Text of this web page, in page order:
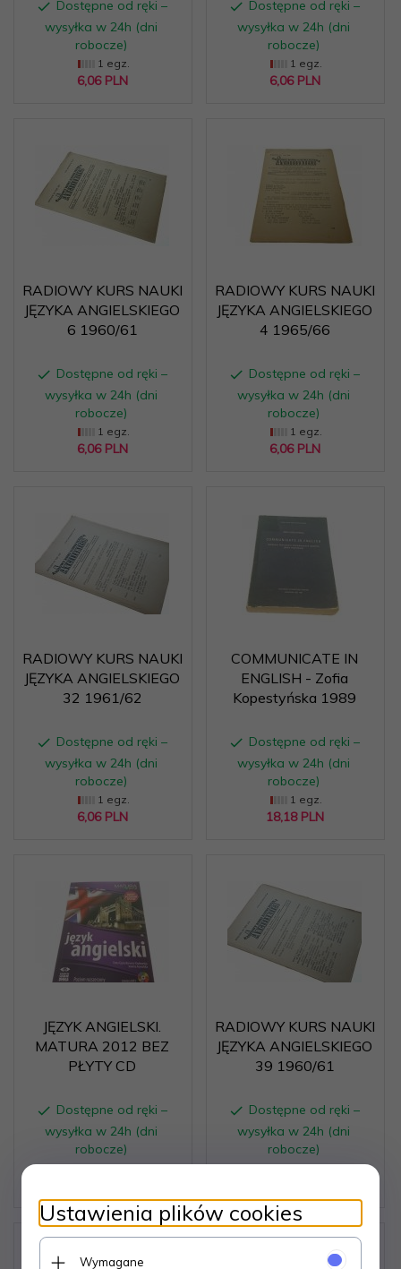
Dostępne od ręki –
wysyłka w 24h (dni
robocze)
1 egz.
6,06 PLN
Dostępne od ręki –
wysyłka w 24h (dni
robocze)
1 egz.
6,06 PLN
RADIOWY KURS NAUKI
JĘZYKA ANGIELSKIEGO
6 1960/61
Dostępne od ręki –
wysyłka w 24h (dni
robocze)
1 egz.
6,06 PLN
RADIOWY KURS NAUKI
JĘZYKA ANGIELSKIEGO
4 1965/66
Dostępne od ręki –
wysyłka w 24h (dni
robocze)
1 egz.
6,06 PLN
RADIOWY KURS NAUKI
JĘZYKA ANGIELSKIEGO
32 1961/62
Dostępne od ręki –
wysyłka w 24h (dni
robocze)
1 egz.
6,06 PLN
COMMUNICATE IN
ENGLISH - Zofia
Kopestyńska 1989
Dostępne od ręki –
wysyłka w 24h (dni
robocze)
1 egz.
18,18 PLN
JĘZYK ANGIELSKI.
MATURA 2012 BEZ
PŁYTY CD
Dostępne od ręki –
wysyłka w 24h (dni
robocze)
1 egz.
RADIOWY KURS NAUKI
JĘZYKA ANGIELSKIEGO
39 1960/61
Dostępne od ręki –
wysyłka w 24h (dni
robocze)
1 egz.
Ustawienia plików cookies
Wymagane